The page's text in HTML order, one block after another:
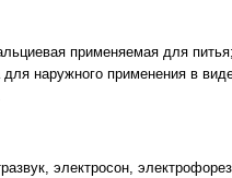
Круизы -
Речные круизыиз
применяемая для
наружного применения в
электросон,